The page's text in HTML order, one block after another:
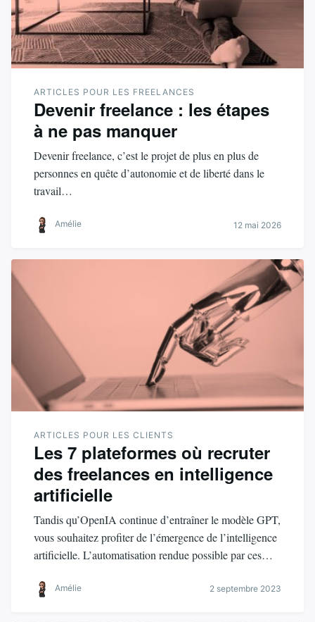
ARTICLES POUR LES FREELANCES
Devenir freelance : les étapes
à ne pas manquer
Devenir freelance, c’est le projet de plus en plus de
personnes en quête d’autonomie et de liberté dans le
travail…
Amélie 12 mai 2026
ARTICLES POUR LES CLIENTS
Les 7 plateformes où recruter
des freelances en intelligence
artificielle
Tandis qu’OpenIA continue d’entraîner le modèle GPT,
vous souhaitez profiter de l’émergence de l’intelligence
artificielle. L’automatisation rendue possible par ces…
Amélie 2 septembre 2023